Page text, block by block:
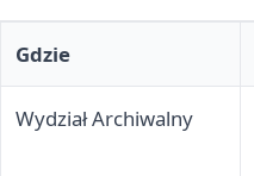
Gdzie
Wydział Archiwalny